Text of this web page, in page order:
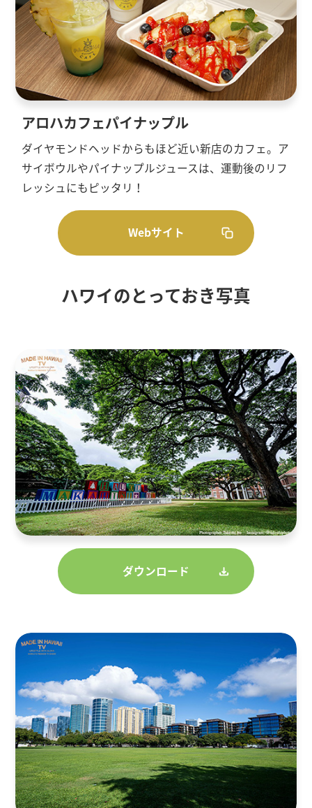
アロハカフェパイナップル
ダイヤモンドヘッドからもほど近い新店のカフェ。ア
サイボウルやパイナップルジュースは、運動後のリフ
レッシュにもピッタリ！
Webサイト
ハワイのとっておき写真
ダウンロード